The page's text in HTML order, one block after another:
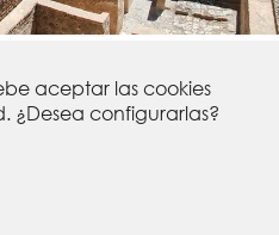
aceptar las cookies
¿Desea configurarlas?